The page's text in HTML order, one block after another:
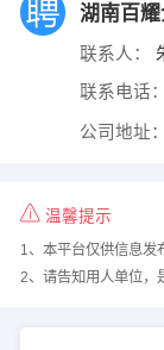
湖南百
联系人：
联系电话：
公司地址：
温馨提示
1、本平台仅供信息发
2、请告知用人单位，